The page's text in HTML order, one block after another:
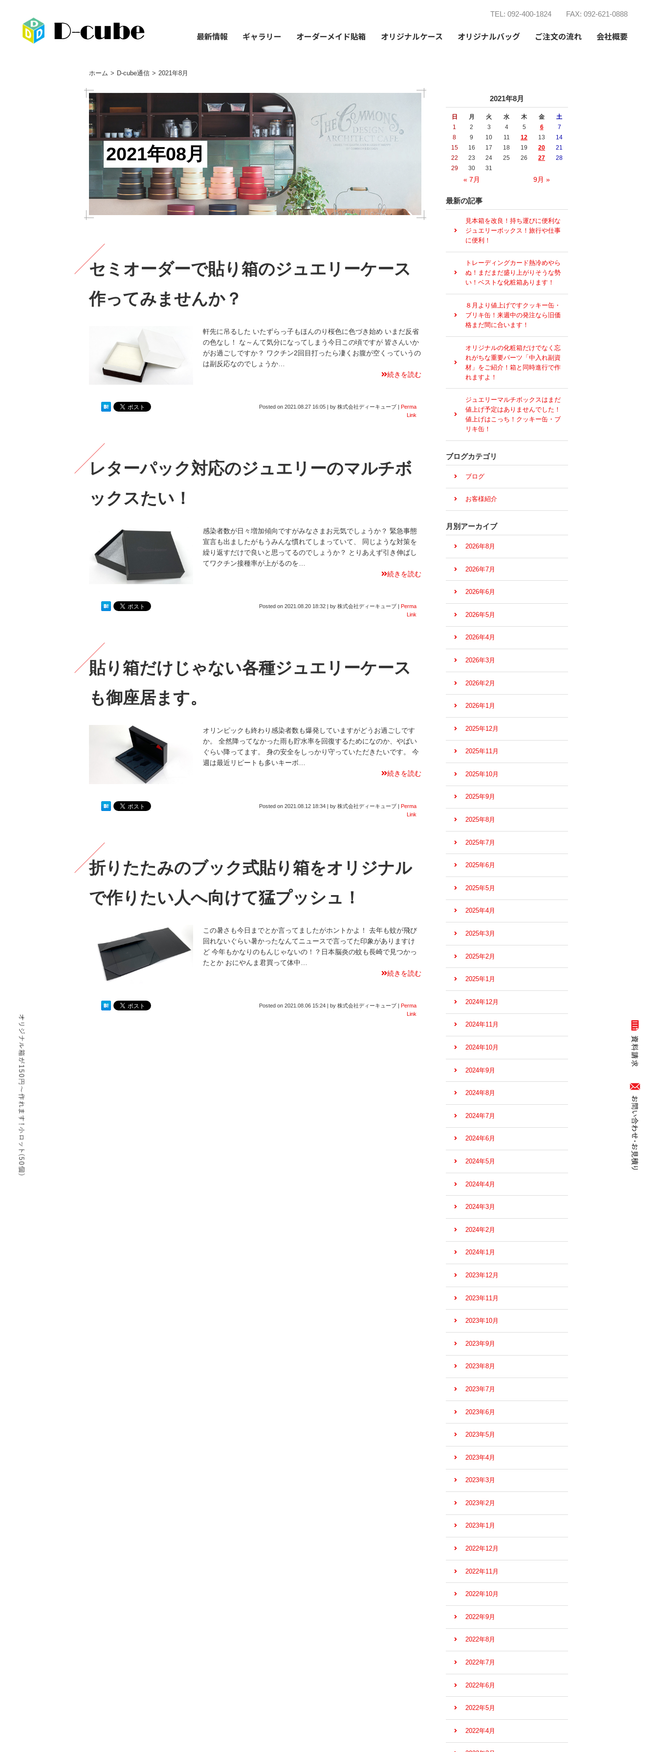
TEL: 092-400-1824 FAX: 092-621-0888
最新情報 ギャラリー オーダーメイド貼箱 オリジナルケース オリジナルバッグ ご注文の流れ 会社概要
ホーム D-cube通信 2021年8月
2021年08月
セミオーダーで貼り箱のジュエリーケース
作ってみませんか？
軒先に吊るした いたずらっ子もほんのり桜色に色づき始め いまだ反省
の色なし！ な～んて気分になってしまう今日この頃ですが 皆さんいか
がお過ごしですか？ ワクチン2回目打ったら凄くお腹が空くっていうの
は副反応なのでしょうか…
続きを読む
Posted on 2021.08.27 16:05 | by 株式会社ディーキューブ | Perma
Link
レターパック対応のジュエリーのマルチボ
ックスたい！
感染者数が日々増加傾向ですがみなさまお元気でしょうか？ 緊急事態
宣言も出ましたがもうみんな慣れてしまっていて、 同じような対策を
繰り返すだけで良いと思ってるのでしょうか？ とりあえず引き伸ばし
てワクチン接種率が上がるのを…
続きを読む
Posted on 2021.08.20 18:32 by 株式会社ディーキューブ
Perma
Link
貼り箱だけじゃない各種ジュエリーケース
も御座居ます。
オリンピックも終わり感染者数も爆発していますがどうお過ごしです
か。 全然降ってなかった雨も貯水率を回復するためになのか、やばい
ぐらい降ってます。 身の安全をしっかり守っていただきたいです。 今
週は最近リピートも多いキーボ…
続きを読む
Posted on 2021.08.12 18:34 | by 株式会社ディーキューブ | Perma
Link
折りたたみのブック式貼り箱をオリジナル
で作りたい人へ向けて猛プッシュ！
この暑さも今日までとか言ってましたがホントかよ！ 去年も蚊が飛び
回れないぐらい暑かったなんてニュースで言ってた印象がありますけ
ど 今年もかなりのもんじゃないの！？日本脳炎の蚊も長崎で見つかっ
たとか おにやんま君買って体中…
続きを読む
Posted on 2021.08.06 15:24 | by 株式会社ディーキューブ | Perma
Link
2021年8月
日 月 火 水 木 金 土
« 7月 9月 »
1 2 3 4 5 6
7
8
9 10 11 12 13
14
15
16 17 18 19 20
21
22
23 24 25 26 27
28
29
30 31
最新の記事
見本箱を改良！持ち運びに便利な
ジュエリーボックス！旅行や仕事
に便利！
トレーディングカード熱冷めやら
ぬ！まだまだ盛り上がりそうな勢
い！ベストな化粧箱あります！
８月より値上げですクッキー缶・
ブリキ缶！来週中の発注なら旧価
格まだ間に合います！
オリジナルの化粧箱だけでなく忘
れがちな重要パーツ「中入れ副資
材」をご紹介！箱と同時進行で作
れますよ！
ジュエリーマルチボックスはまだ
値上げ予定はありませんでした！
値上げはこっち！クッキー缶・ブ
リキ缶！
ブログカテゴリ
ブログ
お客様紹介
月別アーカイブ
2026年8月
2026年7月
2026年6月
2026年5月
2026年4月
2026年3月
2026年2月
2026年1月
2025年12月
2025年11月
2025年10月
2025年9月
2025年8月
2025年7月
2025年6月
2025年5月
2025年4月
2025年3月
2025年2月
2025年1月
2024年12月
2024年11月
2024年10月
2024年9月
2024年8月
2024年7月
2024年6月
2024年5月
2024年4月
2024年3月
2024年2月
2024年1月
2023年12月
2023年11月
2023年10月
2023年9月
2023年8月
2023年7月
2023年6月
2023年5月
2023年4月
2023年3月
2023年2月
2023年1月
2022年12月
2022年11月
2022年10月
2022年9月
2022年8月
2022年7月
2022年6月
2022年5月
2022年4月